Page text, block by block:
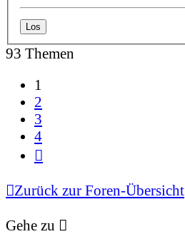
93 Themen
1
2
3
4
Zurück zur Foren-Übersicht
Gehe zu